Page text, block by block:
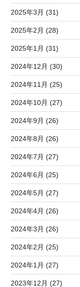
2025年3月 (31)
2025年2月 (28)
2025年1月 (31)
2024年12月 (30)
2024年11月 (25)
2024年10月 (27)
2024年9月 (26)
2024年8月 (26)
2024年7月 (27)
2024年6月 (25)
2024年5月 (27)
2024年4月 (26)
2024年3月 (26)
2024年2月 (25)
2024年1月 (27)
2023年12月 (27)